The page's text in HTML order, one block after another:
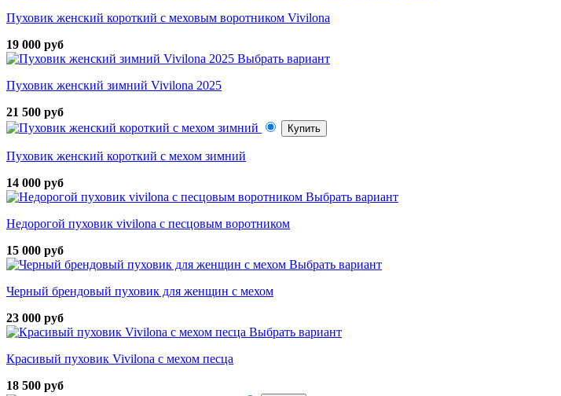
Пуховик женский короткий с меховым воротником Vivilona
19 000 руб
Выбрать вариант
Пуховик женский зимний Vivilona 2025
21 500 руб
Купить
Пуховик женский короткий с мехом зимний
14 000 руб
Выбрать вариант
Недорогой пуховик vivilona с песцовым воротником
15 000 руб
Выбрать вариант
Черный брендовый пуховик для женщин с мехом
23 000 руб
Выбрать вариант
Красивый пуховик Vivilona с мехом песца
18 500 руб